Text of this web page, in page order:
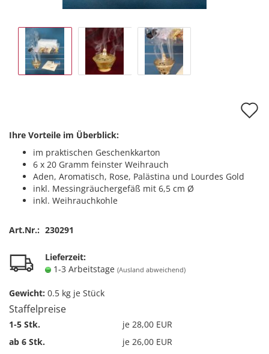
Ihre Vorteile im Überblick:
im praktischen Geschenkkarton
6 x 20 Gramm feinster Weihrauch
Aden, Aromatisch, Rose, Palästina und Lourdes Gold
inkl. Messingräuchergefäß mit 6,5 cm Ø
inkl. Weihrauchkohle
Art.Nr.: 230291
Lieferzeit:
1-3 Arbeitstage (Ausland abweichend)
Gewicht: 0.5 kg je Stück
Staffelpreise
1-5 Stk.
je 28,00 EUR
ab 6 Stk.
je 26,00 EUR